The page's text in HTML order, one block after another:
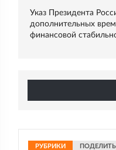
Указ Президента
дополнительных
финансовой
РУБРИКИ